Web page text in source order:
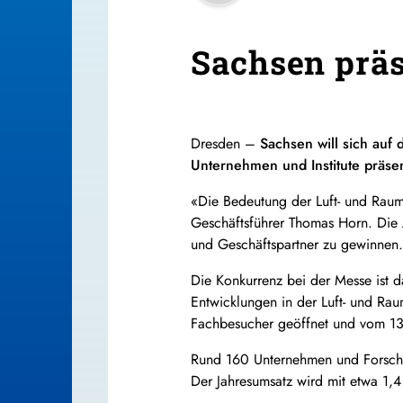
Sachsen
Dresden – Sachsen will sich auf
Unternehmen und Institute
«Die Bedeutung der Luft- und
Geschäftsführer Thomas Horn.
und Geschäftspartner zu gewinnen.
Die Konkurrenz bei der Messe ist
Entwicklungen in der Luft- und
Fachbesucher geöffnet und vom
Rund 160 Unternehmen und
Der Jahresumsatz wird mit etwa